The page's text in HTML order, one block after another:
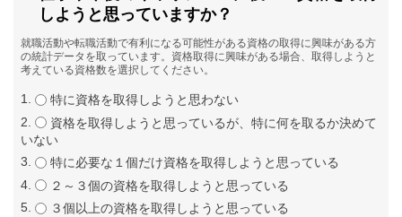
しようと思っていますか？
就職活動や転職活動で有利になる可能性がある資格の取得に興味がある方
の統計データを取っています。資格取得に興味がある場合、取得しようと
考えている資格数を選択してください。
特に資格を取得しようと思わない
資格を取得しようと思っているが、特に何を取るか決めて
いない
特に必要な１個だけ資格を取得しようと思っている
２～３個の資格を取得しようと思っている
３個以上の資格を取得しようと思っている